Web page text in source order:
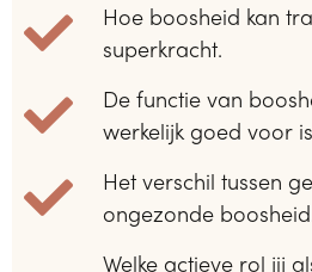
Hoe boosheid kan
superkracht.
De functie van
werkelijk goed voor
Het verschil tussen
ongezonde
Welke actieve rol jij